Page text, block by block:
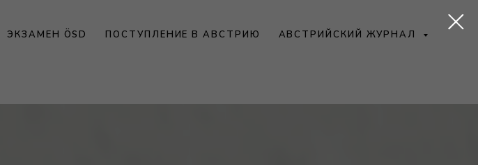
ЭКЗАМЕН ÖSD ПОСТУПЛЕНИЕ В АВСТРИЮ АВСТРИЙСКИЙ ЖУРНАЛ